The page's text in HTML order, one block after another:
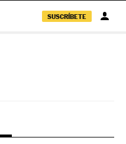
SUSCRÍBETE